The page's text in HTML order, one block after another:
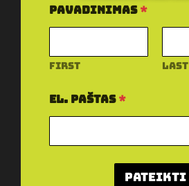
a
v
i
i
m
a
E
Pavadinimas*
First Last
El. paštas*
Pateikti